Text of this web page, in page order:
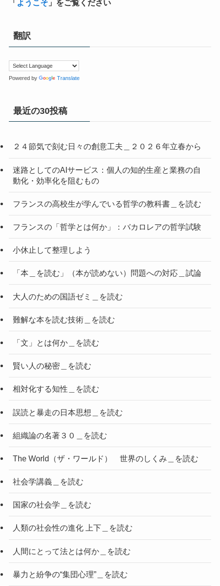
「ようこそ」をご覧ください
翻訳
Powered by Translate
最近の30投稿
２４節気で刻む日々の創意工夫＿２０２６年立春から
迷路としてのAIサービス：個人の知的生産と業務の自
動化・効率化を阻むもの
フランスの高校生が学んでいる哲学の教科書＿を読む
フランスの「哲学とは何か」：バカロレアの哲学試験
小休止して整理しよう
「本＿を読む」（本が読めない）問題への対応＿試論
大人のための国語ゼミ＿を読む
難解な本を読む技術＿を読む
「文」とは何か＿を読む
賢い人の秘密＿を読む
相対化する知性＿を読む
誤読と暴走の日本思想＿を読む
組織論の名著３０＿を読む
The World（ザ・ワールド） 世界のしくみ＿を読む
社会学講義＿を読む
国家の社会学＿を読む
人類の社会性の進化 上下＿を読む
人間にとって法とは何か＿を読む
暴力と紛争の“集団心理”＿を読む